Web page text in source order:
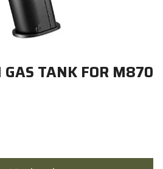
GAS TANK FOR M870